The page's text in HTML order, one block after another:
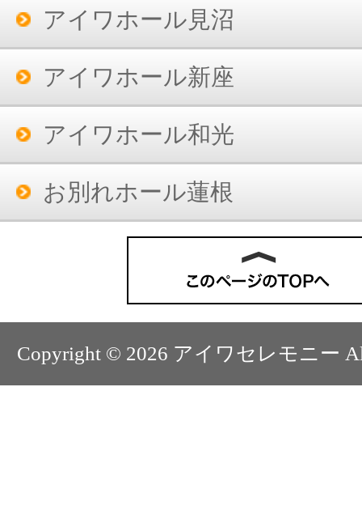
アイワホール見沼
アイワホール新座
アイワホール和光
お別れホール蓮根
Copyright © 2026 アイワセレモニー